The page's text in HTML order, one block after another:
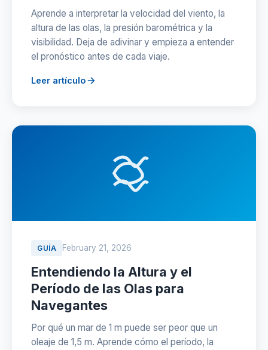
Aprende a interpretar la velocidad del viento, la
altura de las olas, la presión barométrica y la
visibilidad. Deja de adivinar y empieza a entender
el pronóstico antes de cada viaje.
Leer artículo
GUÍA February 21, 2026
Entendiendo la Altura y el
Período de las Olas para
Navegantes
Por qué un mar de 1 m puede ser peor que un
oleaje de 1,5 m. Aprende cómo el período, la